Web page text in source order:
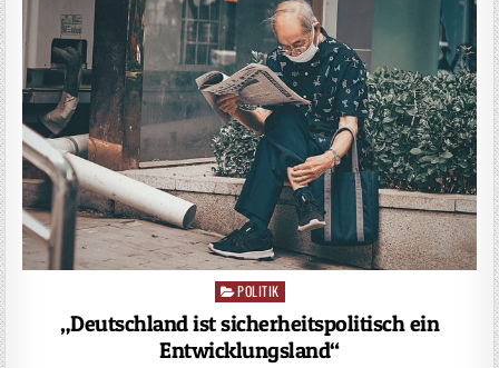
Posted
POLITIK
„Deutschland ist sicherheitspolitisch ein
Entwicklungsland“